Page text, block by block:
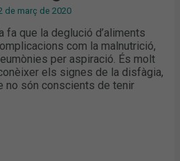
de març de 2020
fa que la deglució d’aliments
com la malnutrició,
per aspiració. És molt
els signes de la disfàgia,
no són conscients de tenir